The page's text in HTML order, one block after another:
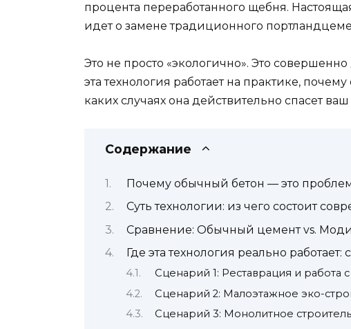
процента переработанного щебня.
идет о замене традиционного
Это не просто «экологично». Это
эта технология работает на практике,
каких случаях она действительно спасет
Содержание
Почему обычный бетон — это
Суть технологии: из чего состоит
Сравнение: Обычный цемент vs.
Где эта технология реально
Сценарий 1: Реставрация и работа
Сценарий 2: Малоэтажное эко-
Сценарий 3: Монолитное